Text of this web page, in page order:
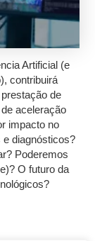
Artificial (e
contribuirá
de
aceleração
impacto no
diagnósticos?
Poderemos
O futuro da